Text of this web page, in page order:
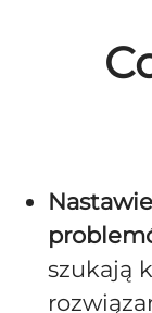
szukają